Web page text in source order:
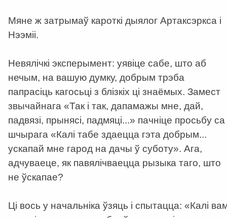
Мяне ж затрымаў кароткі дыялог Артаксэркса і
Нээміі.
Невялічкі эксперымент: уявіце сабе, што аб
нечым, на вашую думку, добрым трэба
папрасіць кагосьці з блізкіх ці знаёмых. Замест
звычайнага «Так і так, дапамажы мне, дай,
падвязі, прынясі, падмяці...» пачніце просьбу са
шчырага «Калі табе здаецца гэта добрым...
ускапай мне гарод на дачы ў суботу». Ага,
адчуваеце, як павялічваецца рызыка таго, што
не ўскапае?
Ці вось у начальніка ўзяць і спытацца: «Калі